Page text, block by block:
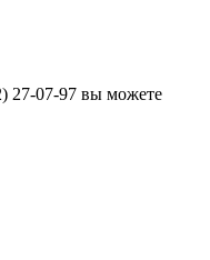
27-07-97 вы можете